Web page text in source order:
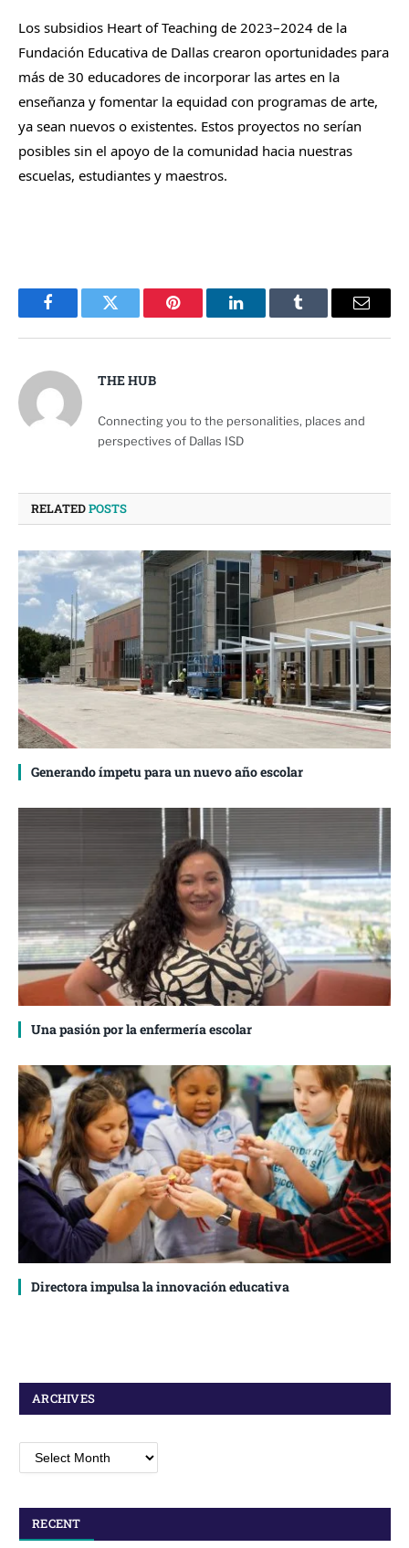
Los subsidios Heart of Teaching de 2023–2024 de la
Fundación Educativa de Dallas crearon oportunidades para
más de 30 educadores de incorporar las artes en la
enseñanza y fomentar la equidad con programas de arte,
ya sean nuevos o existentes. Estos proyectos no serían
posibles sin el apoyo de la comunidad hacia nuestras
escuelas, estudiantes y maestros.
FacebookTwitter Pinterest LinkedInTumblr Email
THE HUB
Connecting you to the personalities, places and
perspectives of Dallas ISD
RELATEDPOSTS
Generando ímpetu para un nuevo año escolar
Una pasión por la enfermería escolar
Directora impulsa la innovación educativa
ARCHIVES
RECENT